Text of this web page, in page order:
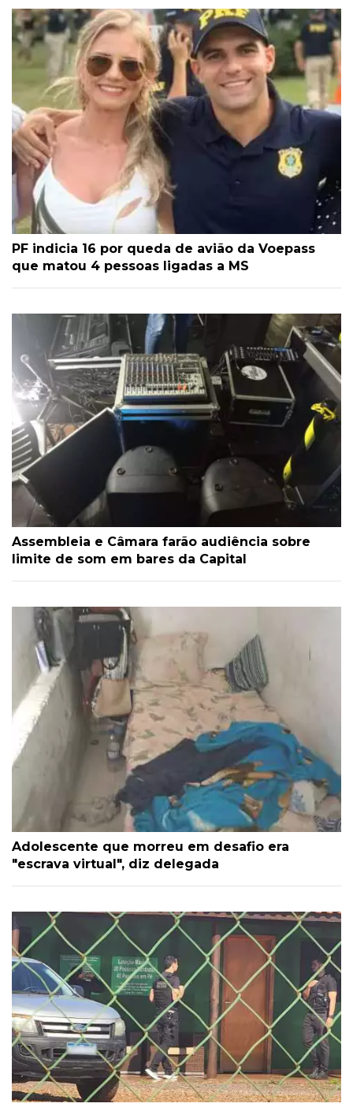
PF indicia 16 por queda de avião da Voepass
que matou 4 pessoas ligadas a MS
Assembleia e Câmara farão audiência sobre
limite de som em bares da Capital
Adolescente que morreu em desafio era
"escrava virtual", diz delegada